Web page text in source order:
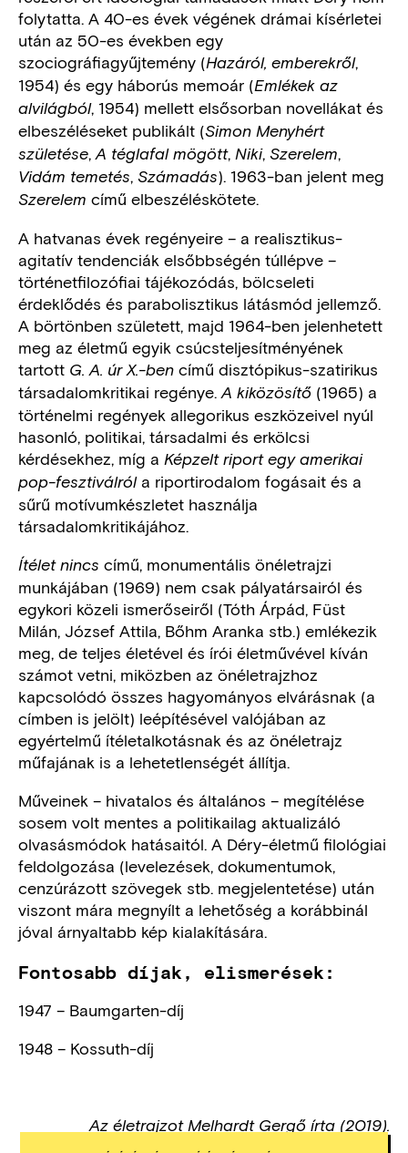
folytatta. A 40-es évek végének drámai kísérletei
után az 50-es években egy
szociográfiagyűjtemény (Hazáról, emberekről,
1954) és egy háborús memoár (Emlékek az
alvilágból, 1954) mellett elsősorban novellákat és
elbeszéléseket publikált (Simon Menyhért
születése, A téglafal mögött, Niki, Szerelem,
Vidám temetés, Számadás). 1963-ban jelent meg
Szerelem című elbeszéléskötete.
A hatvanas évek regényeire – a realisztikus-
agitatív tendenciák elsőbbségén túllépve –
történetfilozófiai tájékozódás, bölcseleti
érdeklődés és parabolisztikus látásmód jellemző.
A börtönben született, majd 1964-ben jelenhetett
meg az életmű egyik csúcsteljesítményének
tartott G. A. úr X.-ben című disztópikus-szatirikus
társadalomkritikai regénye. A kiközösítő (1965) a
történelmi regények allegorikus eszközeivel nyúl
hasonló, politikai, társadalmi és erkölcsi
kérdésekhez, míg a Képzelt riport egy amerikai
pop-fesztiválróla riportirodalom fogásait és a
sűrű motívumkészletet használja
társadalomkritikájához.
Ítélet nincs című, monumentális önéletrajzi
munkájában (1969) nem csak pályatársairól és
egykori közeli ismerőseiről (Tóth Árpád, Füst
Milán, József Attila, Bőhm Aranka stb.) emlékezik
meg, de teljes életével és írói életművével kíván
számot vetni, miközben az önéletrajzhoz
kapcsolódó összes hagyományos elvárásnak (a
címben is jelölt) leépítésével valójában az
egyértelmű ítéletalkotásnak és az önéletrajz
műfajának is a lehetetlenségét állítja.
Műveinek – hivatalos és általános – megítélése
sosem volt mentes a politikailag aktualizáló
olvasásmódok hatásaitól. A Déry-életmű filológiai
feldolgozása (levelezések, dokumentumok,
cenzúrázott szövegek stb. megjelentetése) után
viszont mára megnyílt a lehetőség a korábbinál
jóval árnyaltabb kép kialakítására.
Fontosabb díjak, elismerések:
1947 – Baumgarten-díj
1948 – Kossuth-díj
Az életrajzot Melhardt Gergő​ írta (2019).